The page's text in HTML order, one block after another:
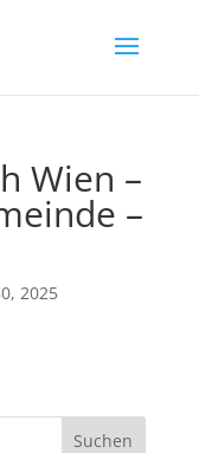
Wien –
–
2025
Suchen